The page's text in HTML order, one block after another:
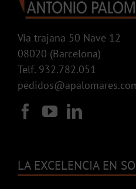
Vía trajana 50 Nave 12
08020 (Barcelona)
Telf. 932.782.051
LA EXCELENCIA EN